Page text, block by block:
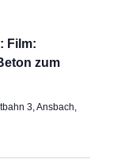
Film:
zum
3, Ansbach,